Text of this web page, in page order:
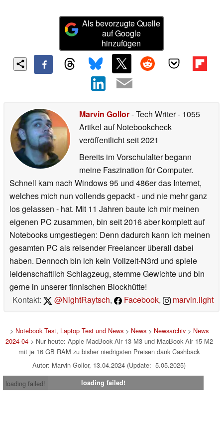
Als bevorzugte Quelle
auf Google
hinzufügen
Marvin Gollor- Tech Writer- 1055
Artikel auf Notebookcheck
veröffentlichtseit 2021
Bereits im Vorschulalter begann
meine Faszination für Computer.
Schnell kam nach Windows 95 und 486er das Internet,
welches mich nun vollends gepackt - und nie mehr ganz
los gelassen - hat. Mit 11 Jahren baute ich mir meinen
eigenen PC zusammen, bin seit 2016 aber komplett auf
Notebooks umgestiegen: Denn dadurch kann ich meinen
gesamten PC als reisender Freelancer überall dabei
haben. Dennoch bin ich kein Vollzeit-N3rd und spiele
leidenschaftlich Schlagzeug, stemme Gewichte und bin
gerne in unserer finnischen Blockhütte!
Kontakt:
@NightRaytsch, Facebook, marvin.light
> Notebook Test, Laptop Test und News> News> Newsarchiv> News
2024-04> Nur heute: Apple MacBook Air 13 M3 und MacBook Air 15 M2
mit je 16 GB RAM zu bisher niedrigsten Preisen dank Cashback
Autor: Marvin Gollor, 13.04.2024 (Update: 5.05.2025)
loading failed!
loading failed!